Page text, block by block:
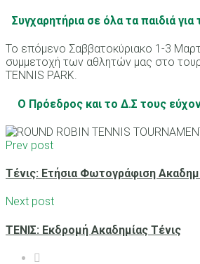
Συγχαρητήρια σε όλα τα παιδιά
Το επόμενο Σαββατοκύριακο 1-3
συμμετοχή των αθλητών μας στο
TENNIS PARK.
Ο Πρόεδρος και το Δ.Σ τους
Prev post
Τένις: Ετήσια Φωτογράφιση
Next post
ΤΕΝΙΣ: Εκδρομή Ακαδημίας Τένις